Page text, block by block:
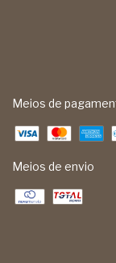
Meios de
Meios de envio